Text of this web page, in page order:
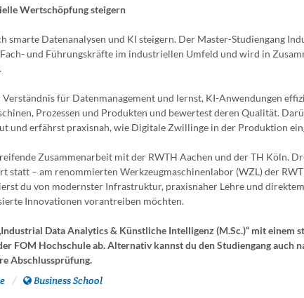
Wertschöpfung steigern
smarte Datenanalysen und KI steigern. Der Master-Studiengang
und Führungskräfte im industriellen Umfeld und wird in
für Datenmanagement und lernst, KI-Anwendungen
Prozessen und Produkten und bewertest deren Qualität.
und erfährst praxisnah, wie Digitale Zwillinge in der Produktion
Zusammenarbeit mit der RWTH Aachen und der TH Köln.
statt – am renommierten Werkzeugmaschinenlabor (WZL) der
du von modernster Infrastruktur, praxisnaher Lehre und
Innovationen vorantreiben möchten.
Data Analytics & Künstliche Intelligenz (M.Sc.)“ mit einem
FOM Hochschule ab. Alternativ kannst du den Studiengang auch
Abschlussprüfung.
Business School